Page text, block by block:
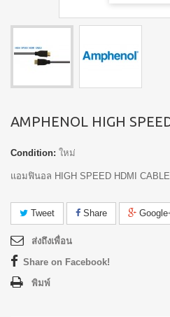
AMPHENOL HIGH
Condition: ใหม่
แอมฟินอล HIGH SPEED HDMI
Tweet Share
ส่งถึงเพื่อน
Share on Facebook!
พิมพ์